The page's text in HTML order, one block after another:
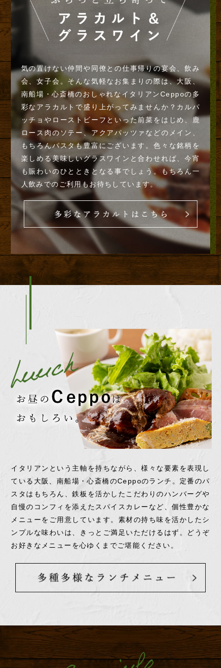
気の置けない仲間や同僚との仕事帰りの宴会、飲み
会、女子会。そんな気軽なお集まりの際は、大阪、
南船場・心斎橋のおしゃれなイタリアンCeppoの多
彩なアラカルトで盛り上がってみませんか？カルパ
ッチョやローストビーフといった前菜をはじめ、鹿
ロース肉のソテー、アクアパッツァなどのメイン、
もちろんパスタも豊富にございます。色々な銘柄を
楽しめる美味しいグラスワインと合わせれば、今宵
も賑わいのひとときとなる事でしょう。もちろん一
人飲みでのご利用もお待ちしています。
イタリアンという主軸を持ちながら、様々な要素を表現し
ている大阪、南船場・心斎橋のCeppoのランチ。定番のパ
スタはもちろん、鉄板を活かしたこだわりのハンバーグや
自慢のコンフィを添えたスパイスカレーなど、個性豊かな
メニューをご用意しています。素材の持ち味を活かしたシ
ンプルな味わいは、きっとご満足いただけるはず。どうぞ
お好きなメニューを心ゆくまでご堪能ください。